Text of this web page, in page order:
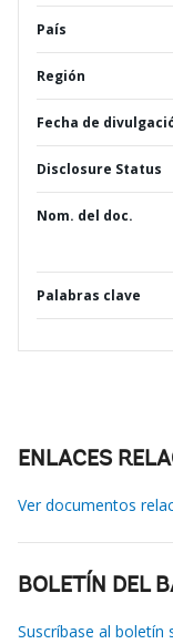
País
Región
Fecha de
Disclosure Status
Nom. del doc.
Palabras clave
ENLACES
Ver documentos
BOLETÍN DEL
Suscríbase al boletín